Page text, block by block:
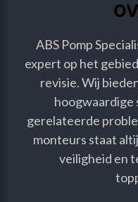
ABS Pomp
expert op het
revisie. Wij
hoogwaardige
gerelateerde
monteurs staat
veiligheid en